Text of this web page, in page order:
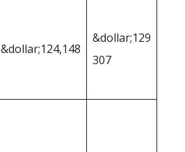
&dollar;124,148
&dollar;129
307